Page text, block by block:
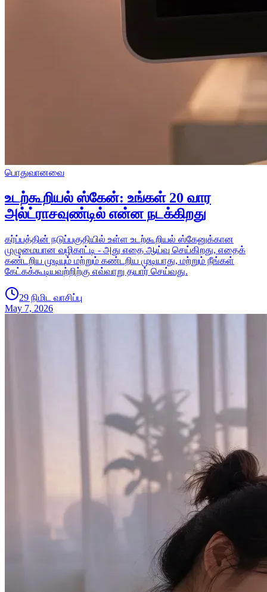
பொதுவானவை
உடற்கூறியல் ஸ்கேன்: உங்கள் 20 வார
அல்ட்ராசவுண்டில் என்ன நடக்கிறது
கர்ப்பத்தின் நடுப்பகுதியில் உள்ள உடற்கூறியல் ஸ்கேனுக்கான
முழுமையான வழிகாட்டி - அது எதை ஆய்வு செய்கிறது, எதைக்
கண்டறிய முடியும் மற்றும் கண்டறிய முடியாது, மற்றும் நீங்கள்
கேட்கக்கூடியவற்றிற்கு எவ்வாறு தயார் செய்வது.
29 நிமிட வாசிப்பு
May 7, 2026